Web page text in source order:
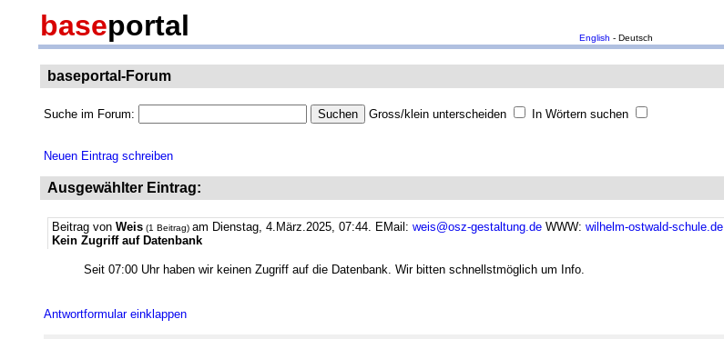
baseportal English - Deutsch
baseportal-Forum
Suche im Forum: Gross/klein unterscheiden In Wörtern suchen
Neuen Eintrag schreiben
Ausgewählter Eintrag:
Beitrag von Weis (1 Beitrag) am Dienstag, 4.März.2025, 07:44. EMail: weis@osz-gestaltung.de WWW: wilhelm-ostwald-schule.de
Kein Zugriff auf Datenbank
Seit 07:00 Uhr haben wir keinen Zugriff auf die Datenbank. Wir bitten schnellstmöglich um Info.
Antwortformular einklappen